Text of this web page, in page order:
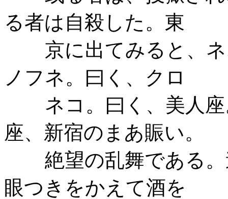
る者は自殺した。東
京に出てみると、
ノフネ。曰く、クロ
ネコ。曰く、美人
座、新宿のまあ賑い。
絶望の乱舞である
眼つきをかえて酒を